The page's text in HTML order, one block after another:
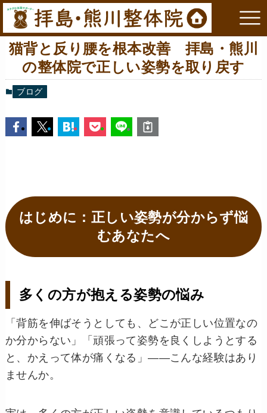
猫背と反り腰を根本改善 拝島・熊川
の整体院で正しい姿勢を取り戻す
ブログ
はじめに：正しい姿勢が分からず悩
むあなたへ
多くの方が抱える姿勢の悩み
「背筋を伸ばそうとしても、どこが正しい位置なの
か分からない」「頑張って姿勢を良くしようとする
と、かえって体が痛くなる」——こんな経験はあり
ませんか。